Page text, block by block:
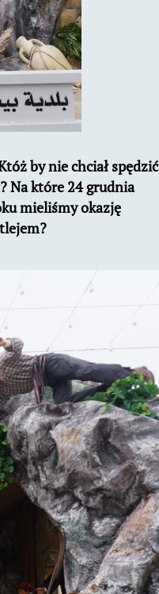
by nie chciał spędzić
Na które 24 grudnia
mieliśmy okazję